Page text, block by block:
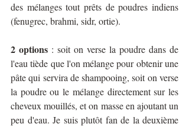
des mélanges tout prêts de poudres indiens
(fenugrec, brahmi, sidr, ortie).
2 options : soit on verse la poudre dans de
l'eau tiède que l'on mélange pour obtenir une
pâte qui servira de shampooing, soit on verse
la poudre ou le mélange directement sur les
cheveux mouillés, et on masse en ajoutant un
peu d'eau. Je suis plutôt fan de la deuxième